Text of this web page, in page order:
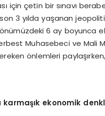
için çetin bir sınavı
3 yılda yaşanan
önümüzdeki 6 ay
Muhasebeci ve Mali
önlemleri
karmaşık ekonomik